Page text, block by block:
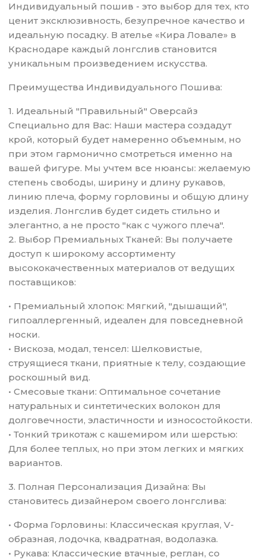
Индивидуальный пошив - это выбор для тех, кто
ценит эксклюзивность, безупречное качество и
идеальную посадку. В ателье «Кира Ловале» в
Краснодаре каждый лонгслив становится
уникальным произведением искусства.
Преимущества Индивидуального Пошива:
1. Идеальный "Правильный" Оверсайз
Специально для Вас: Наши мастера создадут
крой, который будет намеренно объемным, но
при этом гармонично смотреться именно на
вашей фигуре. Мы учтем все нюансы: желаемую
степень свободы, ширину и длину рукавов,
линию плеча, форму горловины и общую длину
изделия. Лонгслив будет сидеть стильно и
элегантно, а не просто "как с чужого плеча".
2. Выбор Премиальных Тканей: Вы получаете
доступ к широкому ассортименту
высококачественных материалов от ведущих
поставщиков:
• Премиальный хлопок: Мягкий, "дышащий",
гипоаллергенный, идеален для повседневной
носки.
• Вискоза, модал, тенсел: Шелковистые,
струящиеся ткани, приятные к телу, создающие
роскошный вид.
• Смесовые ткани: Оптимальное сочетание
натуральных и синтетических волокон для
долговечности, эластичности и износостойкости.
• Тонкий трикотаж с кашемиром или шерстью:
Для более теплых, но при этом легких и мягких
вариантов.
3. Полная Персонализация Дизайна: Вы
становитесь дизайнером своего лонгслива:
• Форма Горловины: Классическая круглая, V-
образная, лодочка, квадратная, водолазка.
• Рукава: Классические втачные, реглан, со